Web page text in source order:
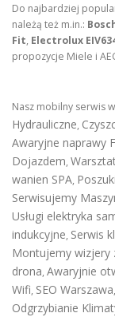
Do najbardziej
należą też m.in.:
Fit, Electrolux
propozycje Miele i
Nasz mobilny serwis
Hydrauliczne,
Awaryjne naprawy
Dojazdem,
wanien SPA,
Serwisujemy
Usługi elektryka
indukcyjne, Serwis
Montujemy wizjery
drona, Awaryjnie
Wifi, SEO Warszawa,
Odgrzybianie